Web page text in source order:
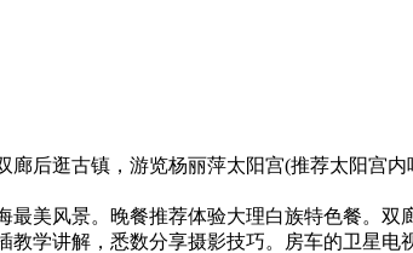
廊后逛古镇，游览杨丽萍太阳宫(推荐太阳宫
美风景。晚餐推荐体验大理白族特色餐。双
学讲解，悉数分享摄影技巧。房车的卫星电